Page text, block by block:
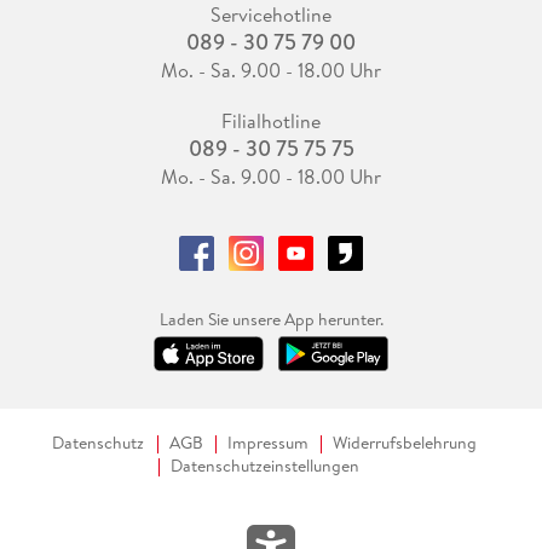
Servicehotline
089 - 30 75 79 00
Mo. - Sa. 9.00 - 18.00 Uhr
Filialhotline
089 - 30 75 75 75
Mo. - Sa. 9.00 - 18.00 Uhr
Laden Sie unsere App herunter.
Datenschutz AGB Impressum
Widerrufsbelehrung
Datenschutzeinstellungen